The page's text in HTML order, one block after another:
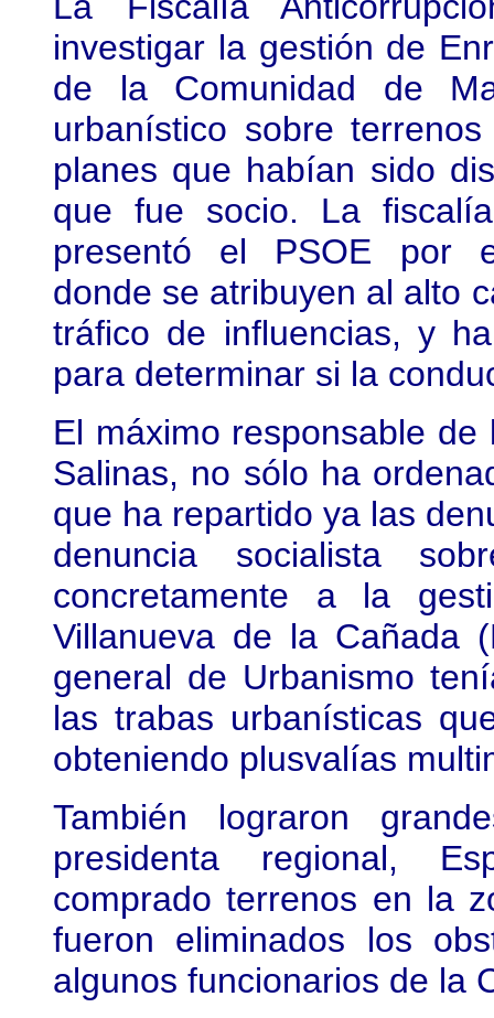
investigar la gestión de
de la Comunidad de
urbanístico sobre
planes que habían sido
que fue socio. La
presentó el PSOE por
donde se atribuyen al alto
tráfico de influencias, y
para determinar si la
El máximo responsable
Salinas, no sólo ha
que ha repartido ya las
denuncia socialista
concretamente a la
Villanueva de la Cañada
general de Urbanismo
las trabas urbanísticas
obteniendo plusvalías
También lograron
presidenta regional,
comprado terrenos en la
fueron eliminados los
algunos funcionarios de la